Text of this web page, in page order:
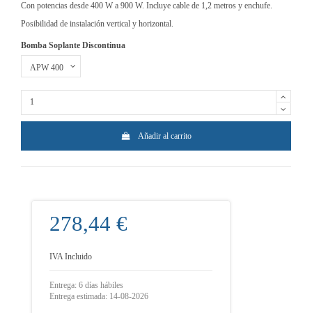
Con potencias desde 400 W a 900 W. Incluye cable de 1,2 metros y enchufe.
Posibilidad de instalación vertical y horizontal.
Bomba Soplante Discontinua
Añadir al carrito
278,44 €
IVA Incluido
Entrega: 6 días hábiles
Entrega estimada: 14-08-2026